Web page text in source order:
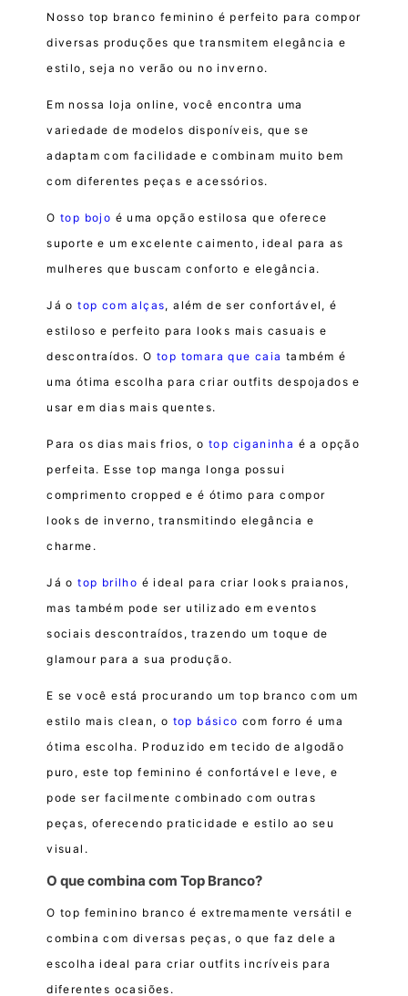
Nosso top branco feminino é perfeito para compor
diversas produções que transmitem elegância e
estilo, seja no verão ou no inverno.
Em nossa loja online, você encontra uma
variedade de modelos disponíveis, que se
adaptam com facilidade e combinam muito bem
com diferentes peças e acessórios.
Otop bojo é uma opção estilosa que oferece
suporte e um excelente caimento, ideal para as
mulheres que buscam conforto e elegância.
Já otop com alças, além de ser confortável, é
estiloso e perfeito para looks mais casuais e
descontraídos. Otop tomara que caia também é
uma ótima escolha para criar outfits despojados e
usar em dias mais quentes.
Para os dias mais frios, otop ciganinha é a opção
perfeita. Esse top manga longa possui
comprimento cropped e é ótimo para compor
looks de inverno, transmitindo elegância e
charme.
Já otop brilho é ideal para criar looks praianos,
mas também pode ser utilizado em eventos
sociais descontraídos, trazendo um toque de
glamour para a sua produção.
E se você está procurando um top branco com um
estilo mais clean, o top básico com forro é uma
ótima escolha. Produzido em tecido de algodão
puro, este top feminino é confortável e leve, e
pode ser facilmente combinado com outras
peças, oferecendo praticidade e estilo ao seu
visual.
O que combina com Top Branco?
O top feminino branco é extremamente versátil e
combina com diversas peças, o que faz dele a
escolha ideal para criar outfits incríveis para
diferentes ocasiões.